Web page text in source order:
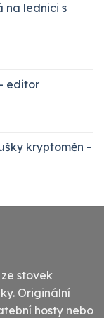
na lednici s
editor
kryptoměn -
stovek
Originální
hosty nebo